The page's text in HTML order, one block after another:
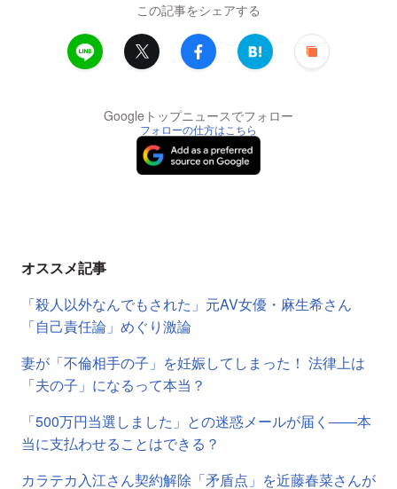
この記事をシェアする
Googleトップニュースでフォロー
フォローの仕方はこちら
オススメ記事
「殺人以外なんでもされた」元AV女優・麻生希さん
「自己責任論」めぐり激論
妻が「不倫相手の子」を妊娠してしまった！ 法律上は
「夫の子」になるって本当？
「500万円当選しました」との迷惑メールが届く――本
当に支払わせることはできる？
カラテカ入江さん契約解除「矛盾点」を近藤春菜さんが